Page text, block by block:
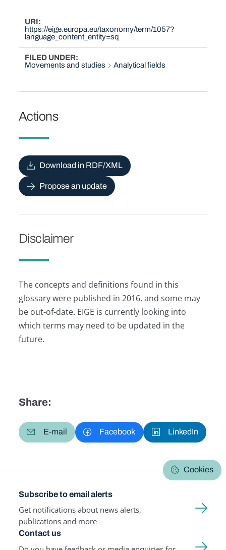
URI
https://eige.europa.eu/taxonomy/term/1057?
language_content_entity=sq
FILED UNDER
Movements and studies
Analytical fields
Actions
Download in RDF/XML
Propose an update
Disclaimer
The concepts and definitions found in this
glossary were published in 2016, and some may
be out-of-date. EIGE is currently looking into
which terms may need to be updated in the
future.
Share:
E-mail Facebook LinkedIn
Cookies
Subscribe to email alerts
Get notifications about news alerts,
publications and more
Contact us